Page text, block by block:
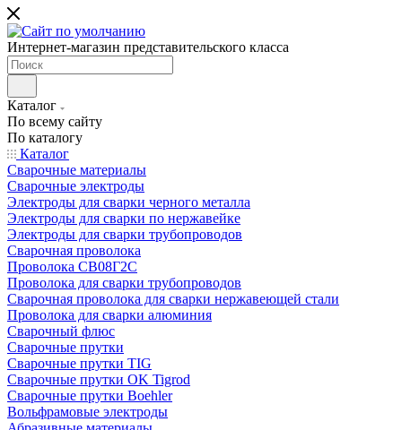
Интернет-магазин представительского класса
Каталог
По всему сайту
По каталогу
Каталог
Сварочные материалы
Сварочные электроды
Электроды для сварки черного металла
Электроды для сварки по нержавейке
Электроды для сварки трубопроводов
Сварочная проволока
Проволока СВ08Г2С
Проволока для сварки трубопроводов
Сварочная проволока для сварки нержавеющей стали
Проволока для сварки алюминия
Сварочный флюс
Сварочные прутки
Сварочные прутки TIG
Сварочные прутки OK Tigrod
Сварочные прутки Boehler
Вольфрамовые электроды